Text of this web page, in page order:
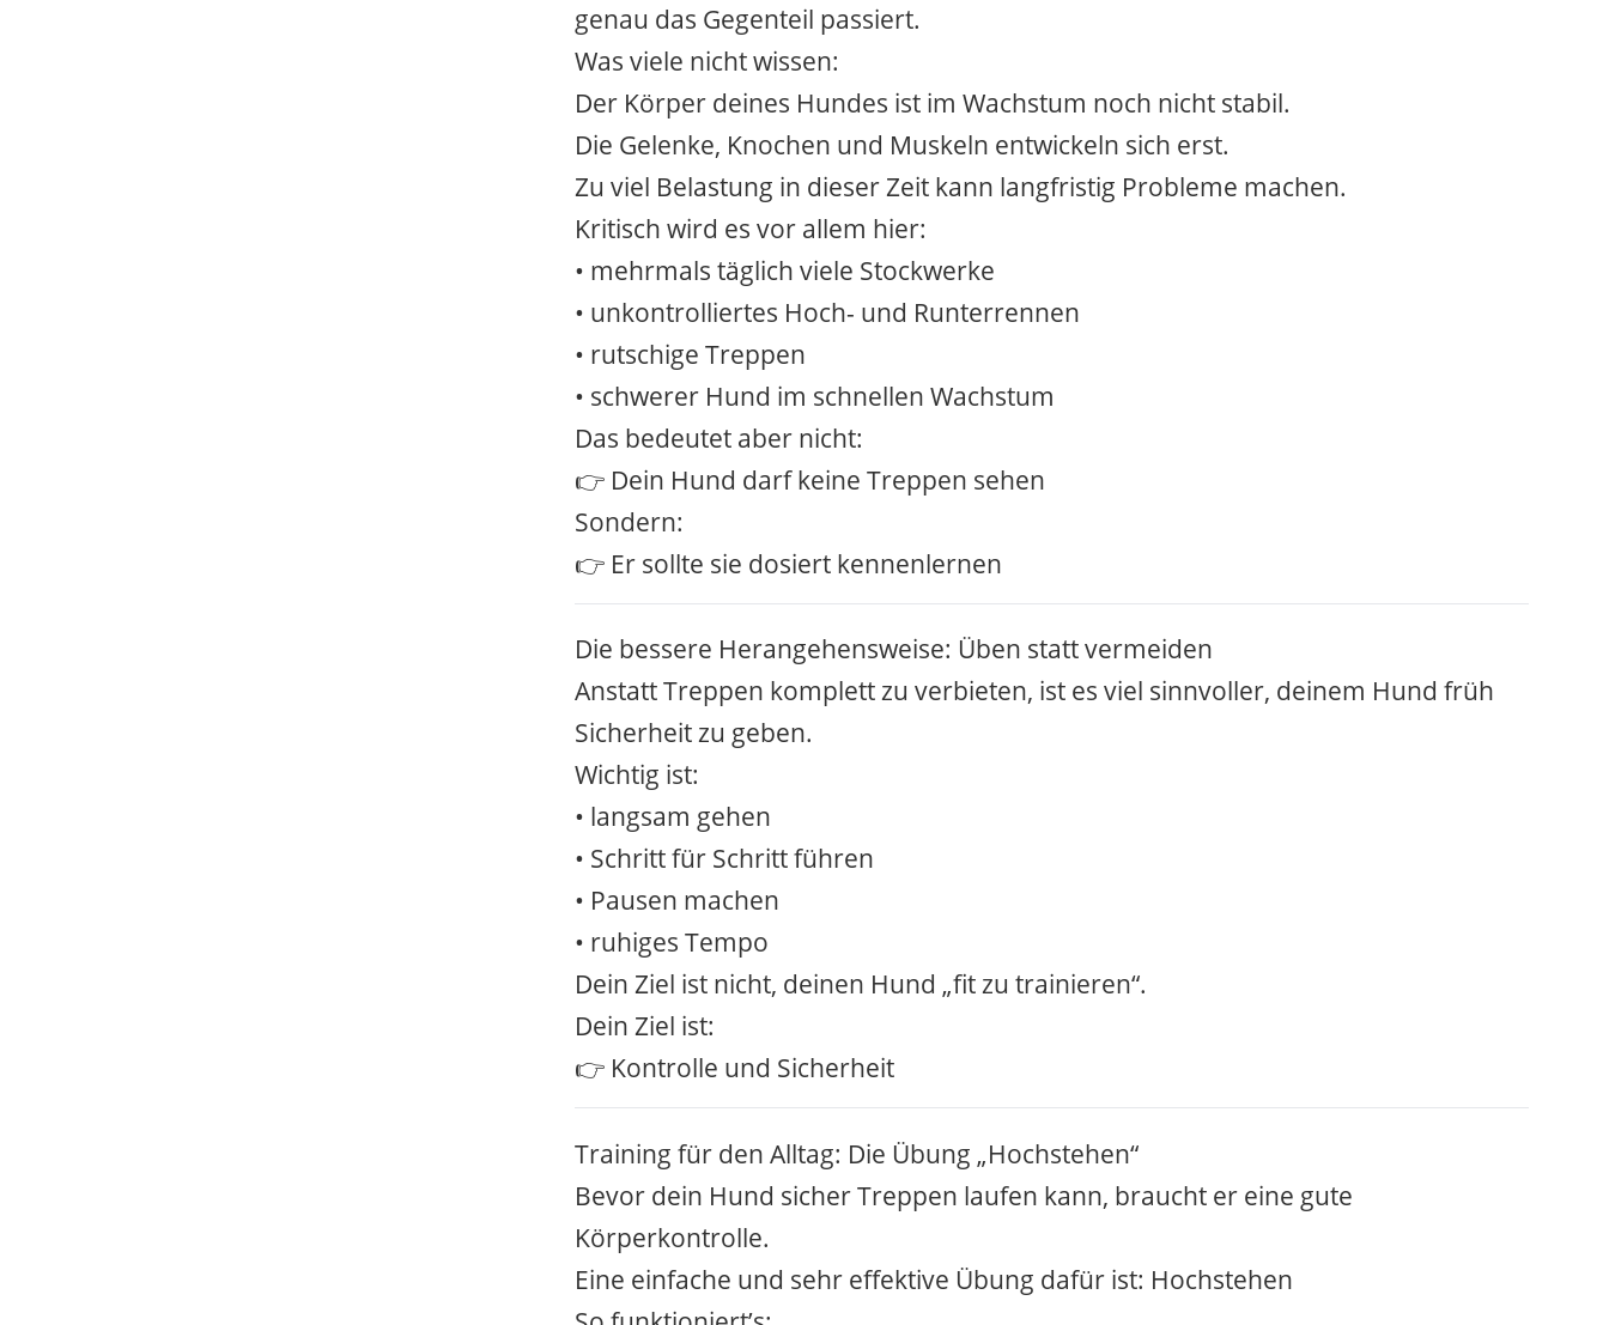
genau das Gegenteil passiert.
Was viele nicht wissen:
Der Körper deines Hundes ist im Wachstum noch nicht stabil.
Die Gelenke, Knochen und Muskeln entwickeln sich erst.
Zu viel Belastung in dieser Zeit kann langfristig Probleme machen.
Kritisch wird es vor allem hier:
• mehrmals täglich viele Stockwerke
• unkontrolliertes Hoch- und Runterrennen
• rutschige Treppen
• schwerer Hund im schnellen Wachstum
Das bedeutet aber nicht:
👉 Dein Hund darf keine Treppen sehen
Sondern:
👉 Er sollte sie dosiert kennenlernen
Die bessere Herangehensweise: Üben statt vermeiden
Anstatt Treppen komplett zu verbieten, ist es viel sinnvoller, deinem Hund früh
Sicherheit zu geben.
Wichtig ist:
• langsam gehen
• Schritt für Schritt führen
• Pausen machen
• ruhiges Tempo
Dein Ziel ist nicht, deinen Hund „fit zu trainieren“.
Dein Ziel ist:
👉 Kontrolle und Sicherheit
Training für den Alltag: Die Übung „Hochstehen“
Bevor dein Hund sicher Treppen laufen kann, braucht er eine gute
Körperkontrolle.
Eine einfache und sehr effektive Übung dafür ist: Hochstehen